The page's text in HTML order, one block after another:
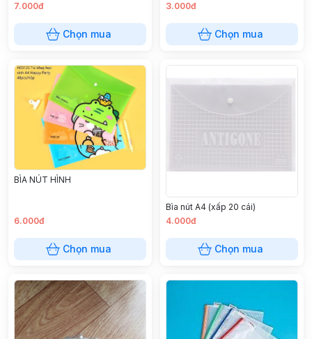
7.000đ
Chọn mua
3.000đ
Chọn mua
BÌA NÚT HÌNH
6.000đ
Chọn mua
Bìa nút A4 (xấp 20 cái)
4.000đ
Chọn mua